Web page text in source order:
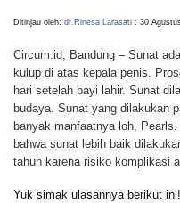
Ditinjau oleh: dr.Rinesa Larasati : 30
Circum.id, Bandung – Sunat
kulup di atas kepala penis.
hari setelah bayi lahir. Sunat
budaya. Sunat yang dilakukan
banyak manfaatnya loh,
bahwa sunat lebih baik
tahun karena risiko komplikasi
Yuk simak ulasannya berikut ini!